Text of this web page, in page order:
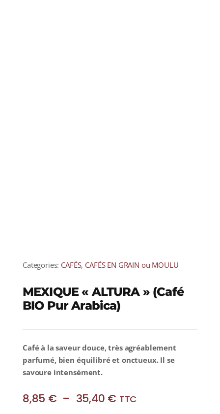
Categories: CAFÉS, CAFÉS EN GRAIN ou MOULU
MEXIQUE « ALTURA » (Café
BIO Pur Arabica)
Café à la saveur douce, très agréablement
parfumé, bien équilibré et onctueux. Il se
savoure intensément.
8,85 € – 35,40 € Plage
TTC